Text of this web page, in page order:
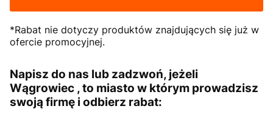
*Rabat nie dotyczy produktów znajdujących się już w
ofercie promocyjnej.
Napisz do nas lub zadzwoń, jeżeli
Wągrowiec , to miasto w którym prowadzisz
swoją firmę i odbierz rabat: